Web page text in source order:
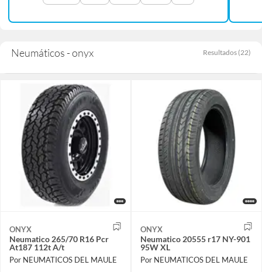
Neumáticos - onyx Resultados (22)
ONYX
Neumatico 265/70 R16 Pcr
At187 112t A/t
Por NEUMATICOS DEL MAULE
ONYX
Neumatico 20555 r17 NY-901
95W XL
Por NEUMATICOS DEL MAULE